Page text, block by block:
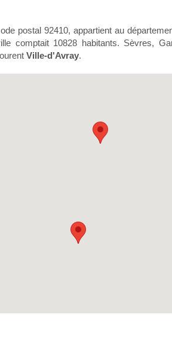
postal 92410, appartient au
comptait 10828 habitants. Sèvres,
Ville-d'Avray.